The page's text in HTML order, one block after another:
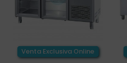
Venta Exclusiva Online